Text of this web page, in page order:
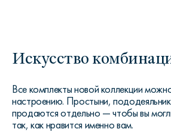
Искусство
Все комплекты новой коллекции
настроению. Простыни,
продаются отдельно — чтобы вы
так, как нравится именно вам.